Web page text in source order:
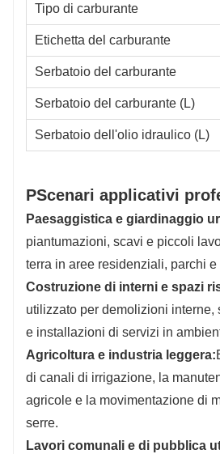
Tipo di carburante
Etichetta del carburante
Serbatoio del carburante
Serbatoio del carburante (L)
Serbatoio dell'olio idraulico (L)
PScenari applicativi
Paesaggistica e giardinaggio
piantumazioni, scavi e piccoli
terra in aree residenziali, parchi e
Costruzione di interni e spazi
utilizzato per demolizioni interne,
e installazioni di servizi in
Agricoltura e industria leggera:
di canali di irrigazione, la
agricole e la movimentazione di
serre.
Lavori comunali e di pubblica